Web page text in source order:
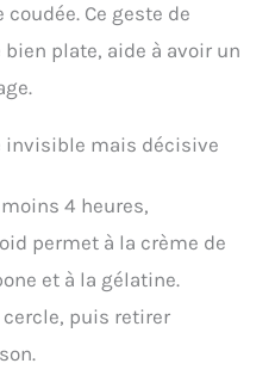
Ce geste de
plate, aide à avoir un
invisible mais décisive
4 heures,
permet à la crème de
et à la gélatine.
puis retirer